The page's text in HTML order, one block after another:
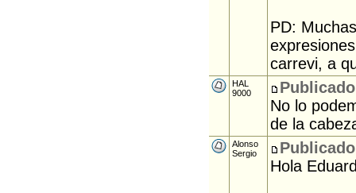
PD:
carrevi, a
HAL
9000
No lo
de la
Alonso
Sergio
Hola